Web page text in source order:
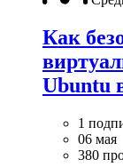
Как
Ubuntu
1
06 мая
380